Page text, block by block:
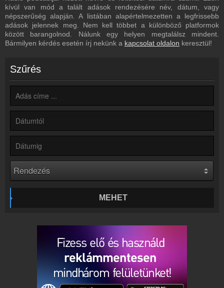
Most szól
Tudd meg mi szólt eddig
Frekvenciák
Mária Rádió frekvencia
Mária Rádió műsorai
Hírek
Mária Rádió kapcsolatos hírek
Kapcsolat
Írj nekünk!
Partnerek
Rádiós partnerek
Rádió beágyazás
Ágyazd be weboldaladba
Online rádió készítés
Készítés lépésről lépésre
kívül van mód a talált adások rendezésére név, dátum, vagy
népszerűség alapján. A listában alapértelmezetten a legfrissebb
adások jelennek meg. Nem kell többet a különböző platformok
között barangolnod. Nálunk egy helyen megtalálsz mindent.
Bármilyen kérdés esetén írj nekünk a kapcsolat oldalon keresztül!
Szűrés
MEHET